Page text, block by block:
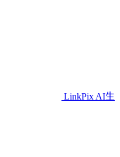
LinkPix AI生